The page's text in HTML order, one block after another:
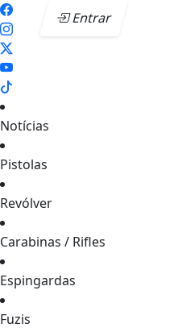
Entrar
Notícias
Pistolas
Revólver
Carabinas / Rifles
Espingardas
Fuzis